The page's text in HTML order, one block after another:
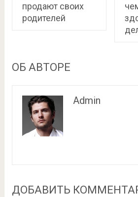
продают своих
родителей
ОБ АВТОРЕ
Admin
ДОБАВИТЬ